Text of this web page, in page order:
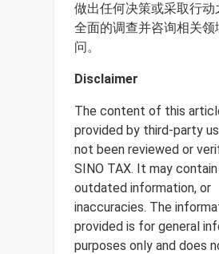
做出任何决策或采取行动
全面的调查并咨询相关领
问。
Disclaimer
The content of this
provided by third-party
not been reviewed or
SINO TAX. It may
outdated information, or
inaccuracies. The
provided is for general
purposes only and does